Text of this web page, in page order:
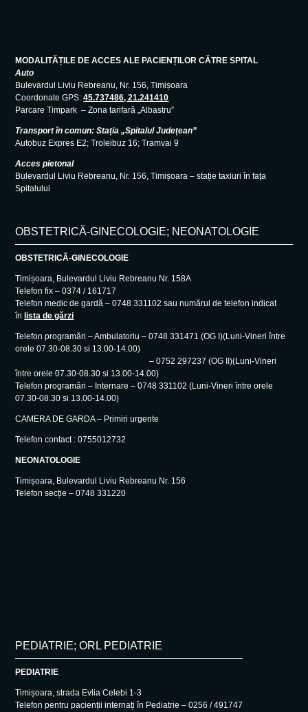
MODALITĂȚILE DE ACCES ALE PACIENȚILOR CĂTRE SPITAL
Auto
Bulevardul Liviu Rebreanu, Nr. 156, Timișoara
Coordonate GPS:45.737486, 21.241410
Parcare Timpark – Zona tarifară „Albastru”
Transport în comun: Stația „Spitalul Județean”
Autobuz Expres E2; Troleibuz 16; Tramvai 9
Acces pietonal
Bulevardul Liviu Rebreanu, Nr. 156, Timișoara – stație taxiuri în fața
Spitalului
OBSTETRICĂ-GINECOLOGIE; NEONATOLOGIE
OBSTETRICĂ-GINECOLOGIE
Timișoara, Bulevardul Liviu Rebreanu Nr. 158A
Telefon fix – 0374 / 161717
Telefon medic de gardă – 0748 331102 sau numărul de telefon indicat
în lista de gărzi
Telefon programări – Ambulatoriu – 0748 331471 (OG I)(Luni-Vineri între
orele 07.30-08.30 si 13.00-14.00)
– 0752 297237 (OG II)(Luni-Vineri
între orele 07.30-08.30 si 13.00-14.00)
Telefon programări – Internare – 0748 331102 (Luni-Vineri între orele
07.30-08.30 si 13.00-14.00)
CAMERA DE GARDA – Primiri urgente
Telefon contact : 0755012732
NEONATOLOGIE
Timișoara, Bulevardul Liviu Rebreanu Nr. 156
Telefon secție – 0748 331220
PEDIATRIE; ORL PEDIATRIE
PEDIATRIE
Timișoara, strada Evlia Celebi 1-3
Telefon pentru pacienții internați în Pediatrie – 0256 / 491747